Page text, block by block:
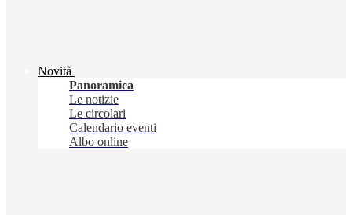
Novità
Panoramica
Le notizie
Le circolari
Calendario eventi
Albo online